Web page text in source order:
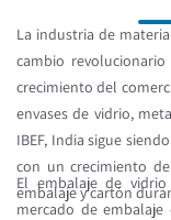
La industria de
cambio
crecimiento del
envases de vidrio,
IBEF, India sigue
con un crecimiento
embalaje y cartón
El embalaje de
mercado de